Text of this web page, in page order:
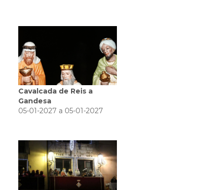
Cavalcada de Reis a
Gandesa
05-01-2027 a 05-01-2027